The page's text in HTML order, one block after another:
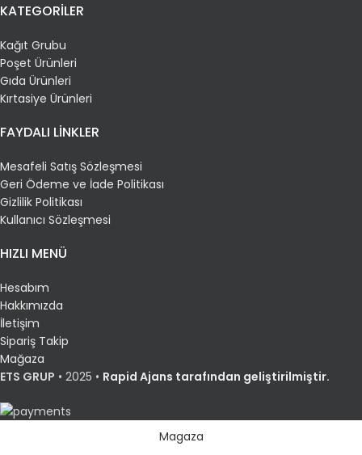
KATEGORİLER
Kağıt Grubu
Poşet Ürünleri
Gıda Ürünleri
Kırtasiye Ürünleri
FAYDALI LİNKLER
Mesafeli Satış Sözleşmesi
Geri Ödeme ve İade Politikası
Gizlilik Politikası
Kullanıcı Sözleşmesi
HIZLI MENÜ
Hesabım
Hakkımızda
İletişim
Sipariş Takip
Mağaza
ETS GRUP • 2025 • Rapid Ajans tarafından geliştirilmiştir.
Magaza